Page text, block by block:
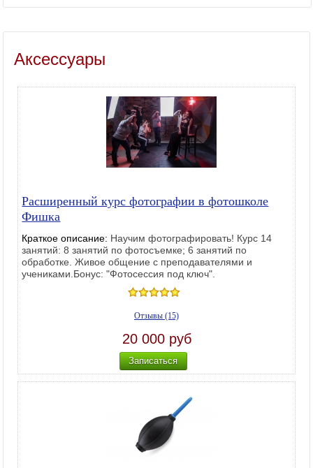
Аксессуары
Расширенный курс фотографии в фотошколе
Фишка
Краткое описание: Научим фотографировать! Курс 14
занятий: 8 занятий по фотосъемке; 6 занятий по
обработке. Живое общение с преподавателями и
учениками.Бонус: "Фотосессия под ключ".
Отзывы (15)
20 000 руб
Записаться